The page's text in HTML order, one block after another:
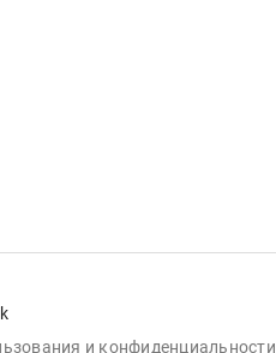
и конфиденциальности